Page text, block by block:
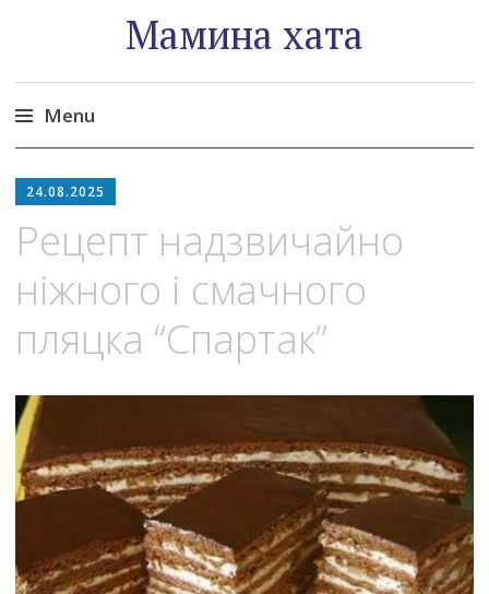
Мамина хата
Menu
to
24.08.2025
Рецепт надзвичайно
ніжного і смачного
пляцка “Спартак”